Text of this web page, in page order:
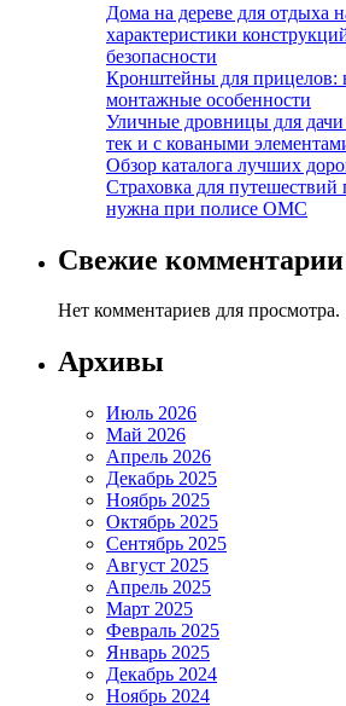
Дома на дереве для отдыха
характеристики
безопасности
Кронштейны для прицелов:
монтажные особенности
Уличные дровницы для дачи
тек и с коваными
Обзор каталога лучших
Страховка для путешествий
нужна при полисе ОМС
Свежие комментарии
Нет комментариев для просмотра.
Архивы
Июль 2026
Май 2026
Апрель 2026
Декабрь 2025
Ноябрь 2025
Октябрь 2025
Сентябрь 2025
Август 2025
Апрель 2025
Март 2025
Февраль 2025
Январь 2025
Декабрь 2024
Ноябрь 2024